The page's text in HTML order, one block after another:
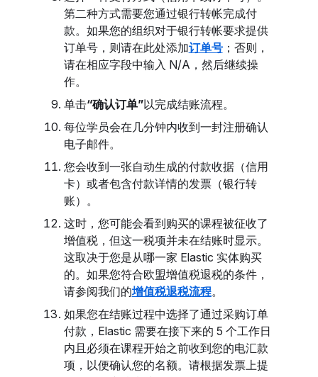
第二种方式需要您通过银行转帐完成付
款。如果您的组织对于银行转帐要求提供
订单号，则请在此处添加订单号；否则，
请在相应字段中输入 N/A，然后继续操
作。
单击“确认订单”以完成结账流程。
每位学员会在几分钟内收到一封注册确认
电子邮件。
您会收到一张自动生成的付款收据（信用
卡）或者包含付款详情的发票（银行转
账）。
这时，您可能会看到购买的课程被征收了
增值税，但这一税项并未在结账时显示。
这取决于您是从哪一家 Elastic 实体购买
的。如果您符合欧盟增值税退税的条件，
请参阅我们的增值税退税流程。
如果您在结账过程中选择了通过采购订单
付款，Elastic 需要在接下来的 5 个工作日
内且必须在课程开始之前收到您的电汇款
项，以便确认您的名额。请根据发票上提